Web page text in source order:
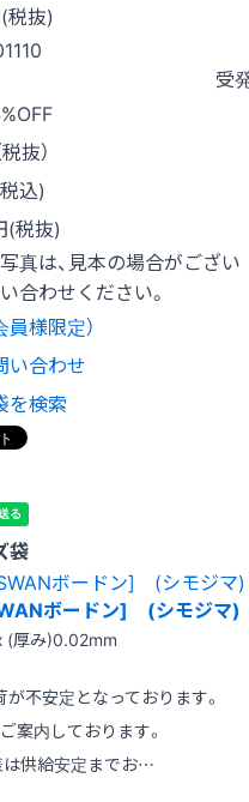
税抜)
受
抜）
込)
(税抜)
真は、見本の場合がござい
合わせください。
様限定）
い合わせ
を検索
袋
ボードン] (シモジマ)
(厚み)0.02mm
不安定となっております。
案内しております。
は供給安定までお…